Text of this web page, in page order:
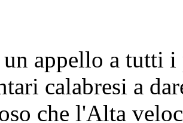
appello a tutti
calabresi a
che l'Alta